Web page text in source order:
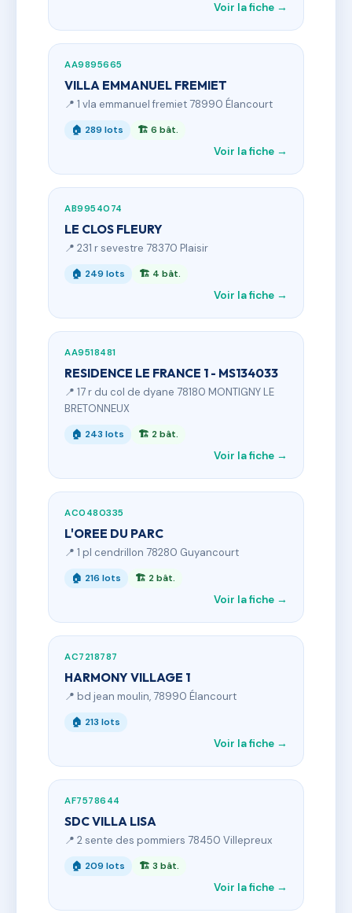
Voir la fiche →
AA9895665
VILLA EMMANUEL FREMIET
📍 1 vla emmanuel fremiet 78990 Élancourt
🏠 289 lots 🏗 6 bât.
Voir la fiche →
AB9954074
LE CLOS FLEURY
📍 231 r sevestre 78370 Plaisir
🏠 249 lots 🏗 4 bât.
Voir la fiche →
AA9518481
RESIDENCE LE FRANCE 1 - MS134033
📍 17 r du col de dyane 78180 MONTIGNY LE
BRETONNEUX
🏠 243 lots 🏗 2 bât.
Voir la fiche →
AC0480335
L'OREE DU PARC
📍 1 pl cendrillon 78280 Guyancourt
🏠 216 lots 🏗 2 bât.
Voir la fiche →
AC7218787
HARMONY VILLAGE 1
📍 bd jean moulin, 78990 Élancourt
🏠 213 lots
Voir la fiche →
AF7578644
SDC VILLA LISA
📍 2 sente des pommiers 78450 Villepreux
🏠 209 lots 🏗 3 bât.
Voir la fiche →